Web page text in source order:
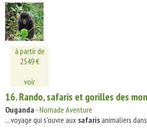
à partir de
2549 €
voir
16. Rando,safaris et gorilles des
Ouganda -Nomade Aventure
... voyage qui s'ouvre aux safarisanimaliers